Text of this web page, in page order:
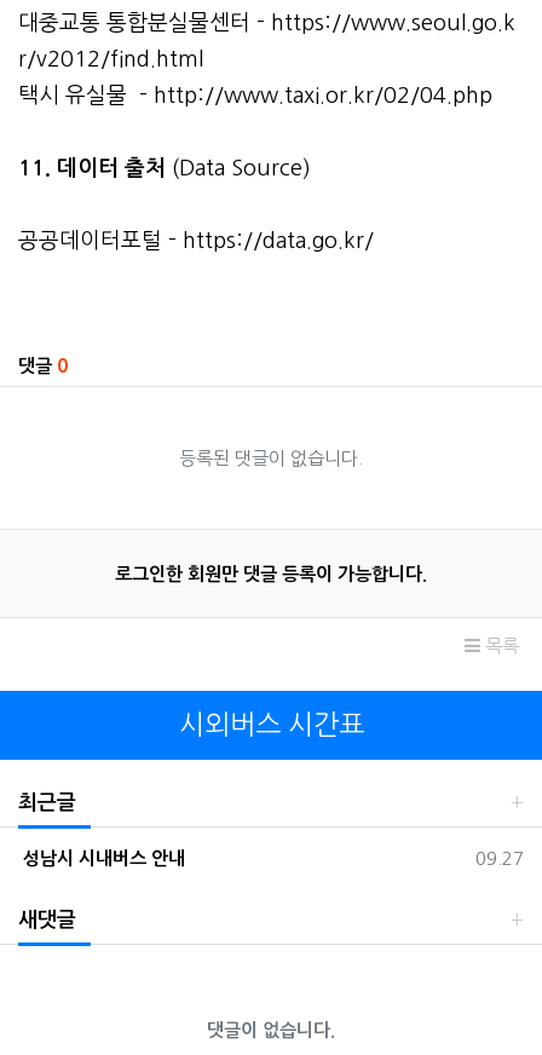
대중교통 통합분실물센터 - https://www.seoul.go.k
r/v2012/find.html
택시 유실물 - http://www.taxi.or.kr/02/04.php
11. 데이터 출처 (Data Source)
공공데이터포털 - https://data.go.kr/
댓글 0
등록된 댓글이 없습니다.
로그인한 회원만 댓글 등록이 가능합니다.
목록
시외버스 시간표
최근글
등록일
09.27
성남시 시내버스 안내
새댓글
댓글이 없습니다.